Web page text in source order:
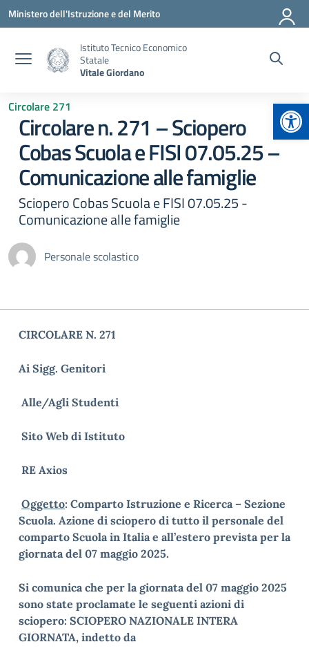
Vai ai contenuti
Vai al menu di navigazione
Vai al footer
Ministero dell'Istruzione e del Merito
Istituto Tecnico Economico
Statale
Vitale Giordano
Circolare 271
Circolare n. 271 – Sciopero
Cobas Scuola e FISI 07.05.25 –
Comunicazione alle famiglie
Sciopero Cobas Scuola e FISI 07.05.25 -
Comunicazione alle famiglie
Personale scolastico
CIRCOLARE N. 271
Ai Sigg. Genitori
Alle/Agli Studenti
Sito Web di Istituto
RE Axios
Oggetto: Comparto Istruzione e Ricerca – Sezione
Scuola. Azione di sciopero di tutto il personale del
comparto Scuola in Italia e all’estero prevista per la
giornata del 07 maggio 2025.
Si comunica che per la giornata del 07 maggio 2025
sono state proclamate le seguenti azioni di
sciopero: SCIOPERO NAZIONALE INTERA
GIORNATA, indetto da